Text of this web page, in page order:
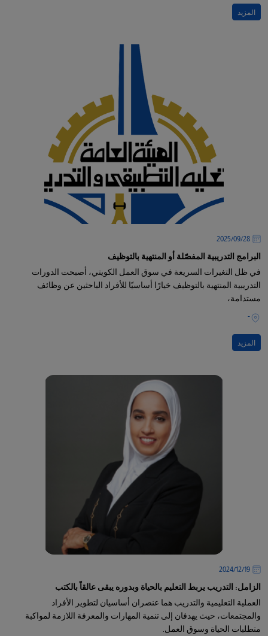
المزيد
28‏/09‏/2025
البرامج التدريبية المفصّلة أو المنتهية بالتوظيف
في ظل التغيرات السريعة في سوق العمل الكويتي، أصبحت الدورات
التدريبية المنتهية بالتوظيف خيارًا أساسيًا للأفراد الباحثين عن وظائف
مستدامة،
-
المزيد
19‏/12‏/2024
الزامل: التدريب يربط التعليم بالحياة وبدوره يبقى عالقاً بالكتب
العملية التعليمية والتدريب هما عنصران أساسيان لتطوير الأفراد
والمجتمعات، حيث يهدفان إلى تنمية المهارات والمعرفة اللازمة لمواكبة
متطلبات الحياة وسوق العمل.